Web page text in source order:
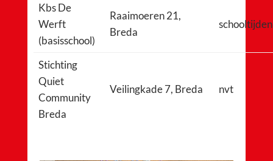
Kbs De
Werft
(basisschool)
Raaimoeren 21,
Breda
schooltijden
Stichting
Quiet
Community
Breda
Veilingkade 7, Breda nvt